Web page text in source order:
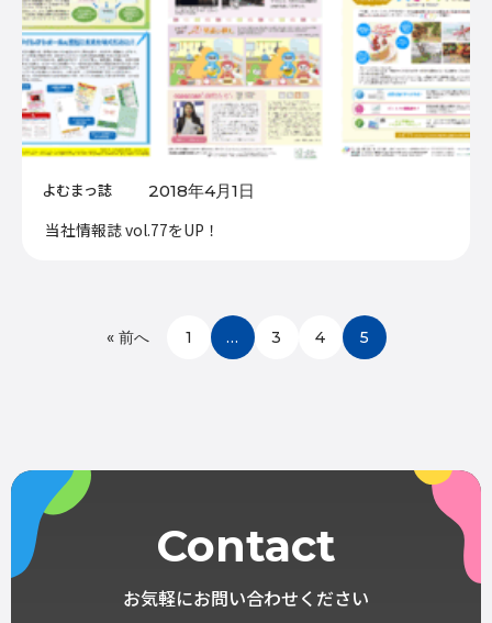
2018年4月1日
よむまっ誌
当社情報誌 vol.77をUP！
« 前へ 1 … 3 4 5
Contact
お気軽にお問い合わせください